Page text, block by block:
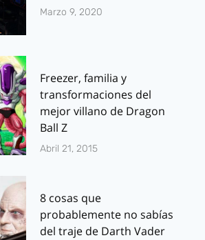
Marzo 9, 2020
Freezer, familia y
transformaciones del
mejor villano de Dragon
Ball Z
Abril 21, 2015
8 cosas que
probablemente no sabías
del traje de Darth Vader